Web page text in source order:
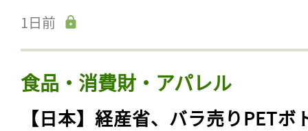
1日前
食品・消費財・アパレル
【日本】経産省、バラ売りPETボ